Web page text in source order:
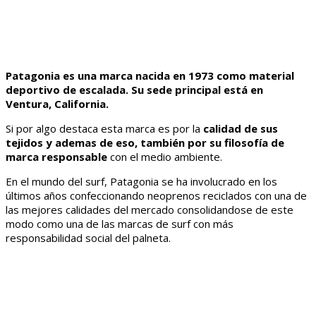
Patagonia es una marca nacida en 1973 como material
deportivo de escalada. Su sede principal está en
Ventura, California.
Si por algo destaca esta marca es por la calidad de sus
tejidos y ademas de eso, también por su filosofía de
marca responsable con el medio ambiente.
En el mundo del surf, Patagonia se ha involucrado en los
últimos años confeccionando neoprenos reciclados con una de
las mejores calidades del mercado consolidandose de este
modo como una de las marcas de surf con más
responsabilidad social del palneta.